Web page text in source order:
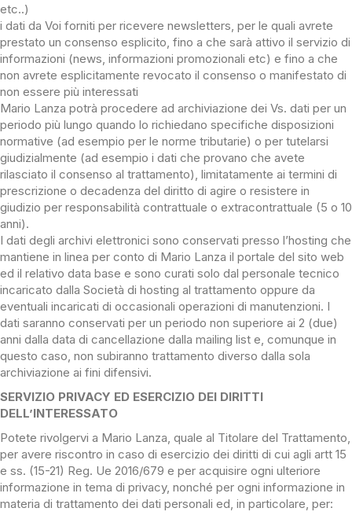
etc..)
i dati da Voi forniti per ricevere newsletters, per le quali avrete
prestato un consenso esplicito, fino a che sarà attivo il servizio di
informazioni (news, informazioni promozionali etc) e fino a che
non avrete esplicitamente revocato il consenso o manifestato di
non essere più interessati
Mario Lanza potrà procedere ad archiviazione dei Vs. dati per un
periodo più lungo quando lo richiedano specifiche disposizioni
normative (ad esempio per le norme tributarie) o per tutelarsi
giudizialmente (ad esempio i dati che provano che avete
rilasciato il consenso al trattamento), limitatamente ai termini di
prescrizione o decadenza del diritto di agire o resistere in
giudizio per responsabilità contrattuale o extracontrattuale (5 o 10
anni).
I dati degli archivi elettronici sono conservati presso l’hosting che
mantiene in linea per conto di Mario Lanza il portale del sito web
ed il relativo data base e sono curati solo dal personale tecnico
incaricato dalla Società di hosting al trattamento oppure da
eventuali incaricati di occasionali operazioni di manutenzioni. I
dati saranno conservati per un periodo non superiore ai 2 (due)
anni dalla data di cancellazione dalla mailing list e, comunque in
questo caso, non subiranno trattamento diverso dalla sola
archiviazione ai fini difensivi.
SERVIZIO PRIVACY ED ESERCIZIO DEI DIRITTI
DELL’INTERESSATO
Potete rivolgervi a Mario Lanza, quale al Titolare del Trattamento,
per avere riscontro in caso di esercizio dei diritti di cui agli artt 15
e ss. (15-21) Reg. Ue 2016/679 e per acquisire ogni ulteriore
informazione in tema di privacy, nonché per ogni informazione in
materia di trattamento dei dati personali ed, in particolare, per: